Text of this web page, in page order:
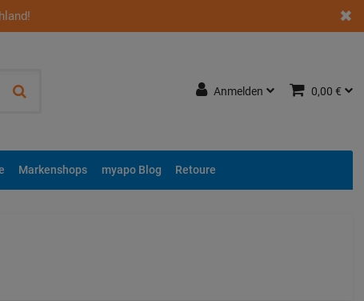
Anmelden 0,00 €
Markenshops myapo Blog Retoure